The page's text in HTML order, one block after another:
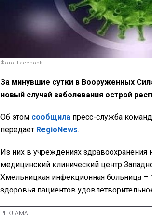
Фото: Facebook
За минувшие сутки в Вооруженных
новый случай заболевания острой
Об этом сообщила пресс-служба
передает RegioNews.
Из них в учреждениях здравоохранения
медицинский клинический центр
Хмельницкая инфекционная больница –
здоровья пациентов